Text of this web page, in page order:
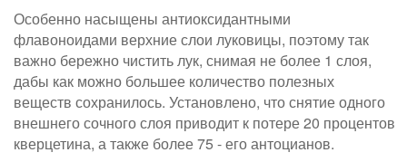
Особенно насыщены антиоксидантными
флавоноидами верхние слои луковицы, поэтому так
важно бережно чистить лук, снимая не более 1 слоя,
дабы как можно большее количество полезных
веществ сохранилось. Установлено, что снятие одного
внешнего сочного слоя приводит к потере 20 процентов
кверцетина, а также более 75 - его антоцианов.